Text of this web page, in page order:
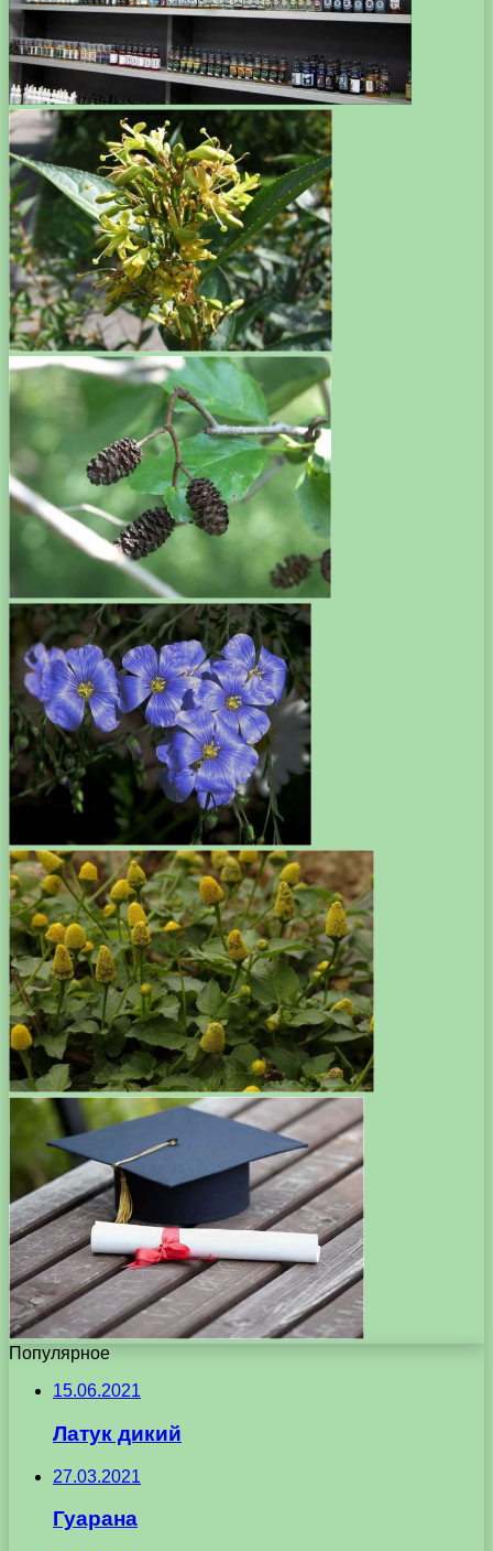
Популярное
15.06.2021
Латук дикий
27.03.2021
Гуарана